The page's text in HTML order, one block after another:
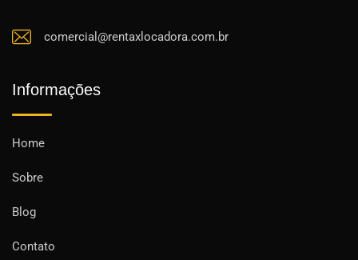
comercial@rentaxlocadora.com.br
Informações
Home
Sobre
Blog
Contato